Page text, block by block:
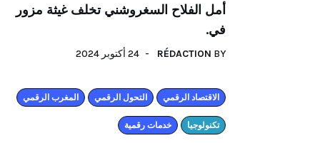
أمل الفلاح السغروشني تخلف غيثة مزور
في.
BY
RÉDACTION 24 أكتوبر 2024
اﻻقتصاد الرقمي التحول الرقمي المغرب الرقمي
تكنولوجيا خدمات رقمية